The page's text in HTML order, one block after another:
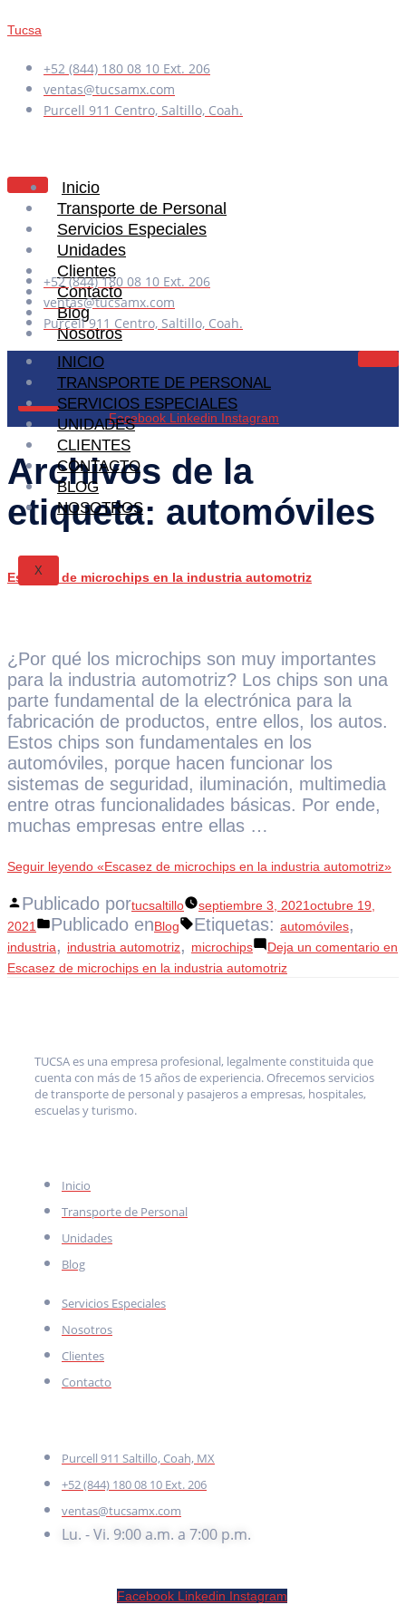
Tucsa
+52 (844) 180 08 10 Ext. 206
ventas@tucsamx.com
Purcell 911 Centro, Saltillo, Coah.
Inicio
Transporte de Personal
Servicios Especiales
Unidades
Clientes
Contacto
Blog
Nosotros
+52 (844) 180 08 10 Ext. 206
ventas@tucsamx.com
Purcell 911 Centro, Saltillo, Coah.
INICIO
TRANSPORTE DE PERSONAL
SERVICIOS ESPECIALES
UNIDADES
CLIENTES
CONTACTO
BLOG
NOSOTROS
X
Facebook Linkedin Instagram
Archivos de la
etiqueta: automóviles
Escasez de microchips en la industria automotriz
¿Por qué los microchips son muy importantes
para la industria automotriz? Los chips son una
parte fundamental de la electrónica para la
fabricación de productos, entre ellos, los autos.
Estos chips son fundamentales en los
automóviles, porque hacen funcionar los
sistemas de seguridad, iluminación, multimedia
entre otras funcionalidades básicas. Por ende,
muchas empresas entre ellas …
Seguir leyendo «Escasez de microchips en la industria automotriz»
Publicado portucsaltillo septiembre 3, 2021octubre 19,
2021
Publicado enBlog Etiquetas: automóviles,
industria, industria automotriz, microchips Deja un comentario en
Escasez de microchips en la industria automotriz
TUCSA es una empresa profesional, legalmente constituida que
cuenta con más de 15 años de experiencia. Ofrecemos servicios
de transporte de personal y pasajeros a empresas, hospitales,
escuelas y turismo.
Inicio
Transporte de Personal
Unidades
Blog
Servicios Especiales
Nosotros
Clientes
Contacto
Purcell 911 Saltillo, Coah, MX
+52 (844) 180 08 10 Ext. 206
ventas@tucsamx.com
Lu. - Vi. 9:00 a.m. a 7:00 p.m.
Facebook Linkedin Instagram